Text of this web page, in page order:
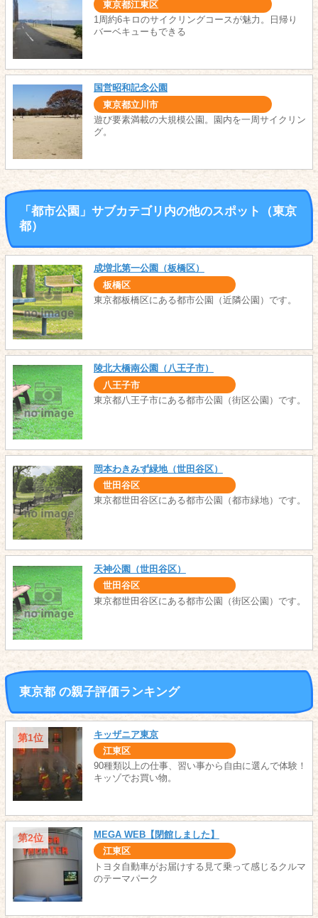
東京都江東区
1周約6キロのサイクリングコースが魅力。日帰り
バーベキューもできる
国営昭和記念公園
東京都立川市
遊び要素満載の大規模公園。園内を一周サイクリン
グ。
「都市公園」サブカテゴリ内の他のスポット（東京
都）
成増北第一公園（板橋区）
板橋区
東京都板橋区にある都市公園（近隣公園）です。
陵北大橋南公園（八王子市）
八王子市
東京都八王子市にある都市公園（街区公園）です。
岡本わきみず緑地（世田谷区）
世田谷区
東京都世田谷区にある都市公園（都市緑地）です。
天神公園（世田谷区）
世田谷区
東京都世田谷区にある都市公園（街区公園）です。
東京都 の親子評価ランキング
第1位 キッザニア東京
江東区
90種類以上の仕事、習い事から自由に選んで体験！
キッゾでお買い物。
第2位 MEGA WEB【閉館しました】
江東区
トヨタ自動車がお届けする見て乗って感じるクルマ
のテーマパーク